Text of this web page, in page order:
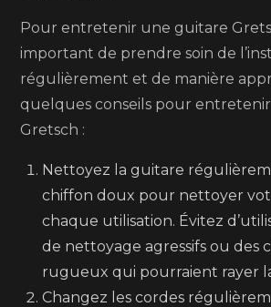
Pour entretenir une guitare
important de prendre soin de
régulièrement et de manière
quelques conseils pour
Gretsch :
Nettoyez la guitare
chiffon doux pour nettoyer
chaque utilisation. Évitez
de nettoyage agressifs ou des
rugueux qui pourraient rayer
Changez les cordes